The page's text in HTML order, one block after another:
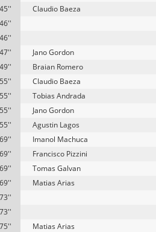
45''
Claudio Baeza
46''
46''
47''
Jano Gordon
49''
Braian Romero
55''
Claudio Baeza
55''
Tobias Andrada
55''
Jano Gordon
55''
Agustin Lagos
69''
Imanol Machuca
69''
Francisco Pizzini
69''
Tomas Galvan
69''
Matias Arias
73''
73''
75''
Matias Arias